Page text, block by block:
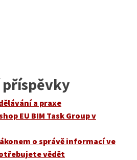
a praxe
EU BIM Task Group v
o správě informací ve
vědět